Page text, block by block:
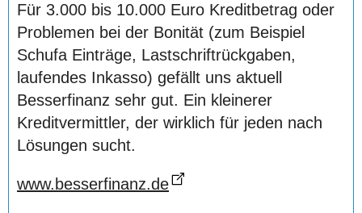
Für 3.000 bis 10.000 Euro Kreditbetrag oder
Problemen bei der Bonität (zum Beispiel
Schufa Einträge, Lastschriftrückgaben,
laufendes Inkasso) gefällt uns aktuell
Besserfinanz sehr gut. Ein kleinerer
Kreditvermittler, der wirklich für jeden nach
Lösungen sucht.
www.besserfinanz.de